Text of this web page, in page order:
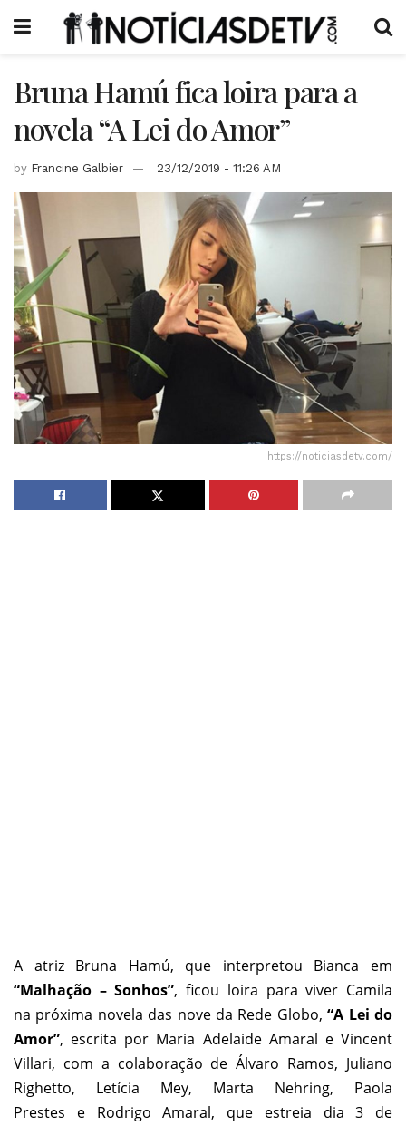
Bruna Hamú fica loira para a
novela “A Lei do Amor”
by Francine Galbier 23/12/2019 - 11:26 AM
https://noticiasdetv.com/
A atriz Bruna Hamú, que interpretou Bianca em
“Malhação – Sonhos”, ficou loira para viver Camila
na próxima novela das nove da Rede Globo,“A Lei do
Amor”, escrita por Maria Adelaide Amaral e Vincent
Villari, com a colaboração de Álvaro Ramos, Juliano
Righetto, Letícia Mey, Marta Nehring, Paola
Prestes e Rodrigo Amaral, que estreia dia 3 de